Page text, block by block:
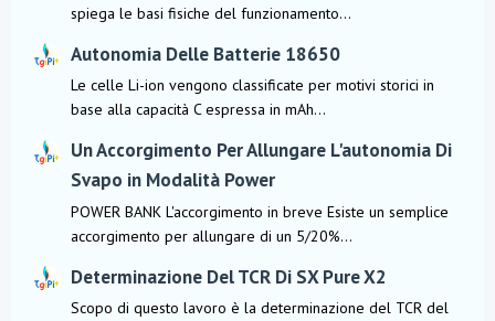
spiega le basi fisiche del funzionamento...
Autonomia Delle Batterie 18650
Le celle Li-ion vengono classificate per motivi storici in
base alla capacità C espressa in mAh...
Un Accorgimento Per Allungare L'autonomia Di
Svapo in Modalità Power
POWER BANK L'accorgimento in breve Esiste un semplice
accorgimento per allungare di un 5/20%...
Determinazione Del TCR Di SX Pure X2
Scopo di questo lavoro è la determinazione del TCR del